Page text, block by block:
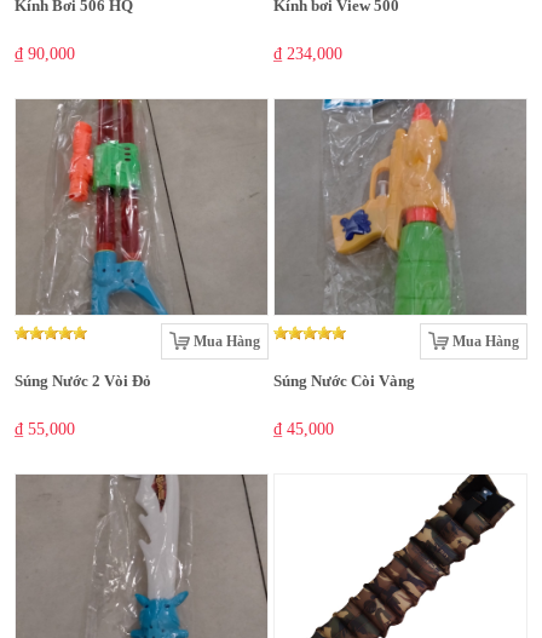
Kính Bơi 506 HQ
₫ 90,000
Kính bơi View 500
₫ 234,000
Mua Hàng
Súng Nước 2 Vòi Đỏ
₫ 55,000
Mua Hàng
Súng Nước Còi Vàng
₫ 45,000